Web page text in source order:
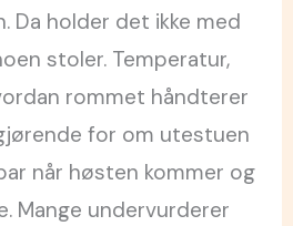
Da holder det ikke med
stoler. Temperatur,
rommet håndterer
for om utestuen
når høsten kommer og
Mange undervurderer